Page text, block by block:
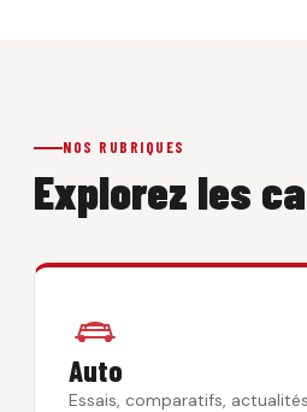
NOS RUBRIQUES
Explorez les
Auto
Essais, comparatifs,